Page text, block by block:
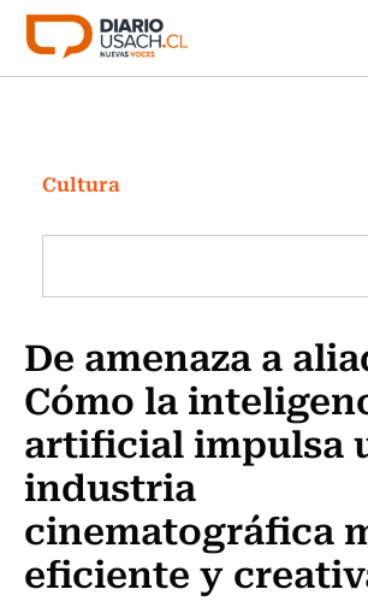
Click acá para ir directamente al
Investigación
Cultura
Programas Radio y TV Usach
Cultura
De amenaza a
Cómo la
artificial impulsa
industria
cinematográfica
eficiente y